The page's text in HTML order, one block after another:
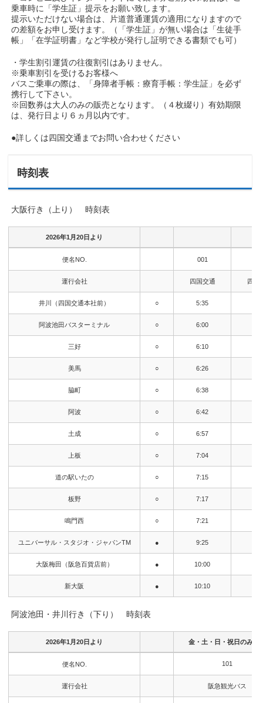
乗車時に「学生証」提示をお願い致します。
提示いただけない場合は、片道普通運賃の適用になりますので
の差額をお申し受けます。（「学生証」が無い場合は「生徒手
帳」「在学証明書」など学校が発行し証明できる書類でも可）
・学生割引運賃の往復割引はありません。
※乗車割引を受けるお客様へ
バスご乗車の際は、「身障者手帳：療育手帳：学生証」を必ず
携行して下さい。
※回数券は大人のみの販売となります。（４枚綴り）有効期限
は、発行日より６ヵ月以内です。
●詳しくは四国交通までお問い合わせください
時刻表
大阪行き（上り） 時刻表
2026年1月20日より
便名NO.
001
運行会社 四国交通 四国
井川（四国交通本社前） ○ 5:35
阿波池田バスターミナル ○ 6:00
三好 ○ 6:10
美馬 ○ 6:26
脇町 ○ 6:38
阿波 ○ 6:42
土成 ○ 6:57
上板 ○ 7:04
道の駅いたの ○ 7:15
板野 ○ 7:17
鳴門西 ○ 7:21
ユニバーサル・スタジオ・ジャパンTM ● 9:25
大阪梅田（阪急百貨店前） ● 10:00
新大阪 ● 10:10
阿波池田・井川行き（下り） 時刻表
2026年1月20日より 金・土・日・祝日のみ運
便名NO.
101
運行会社 阪急観光バス